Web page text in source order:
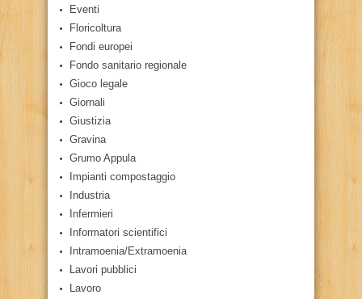
Eventi
Floricoltura
Fondi europei
Fondo sanitario regionale
Gioco legale
Giornali
Giustizia
Gravina
Grumo Appula
Impianti compostaggio
Industria
Infermieri
Informatori scientifici
Intramoenia/Extramoenia
Lavori pubblici
Lavoro